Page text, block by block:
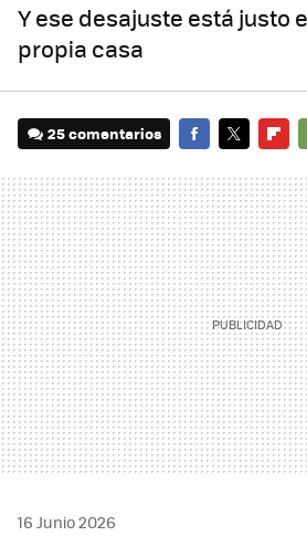
Y ese desajuste está justo
propia casa
25 comentarios
16 Junio 2026